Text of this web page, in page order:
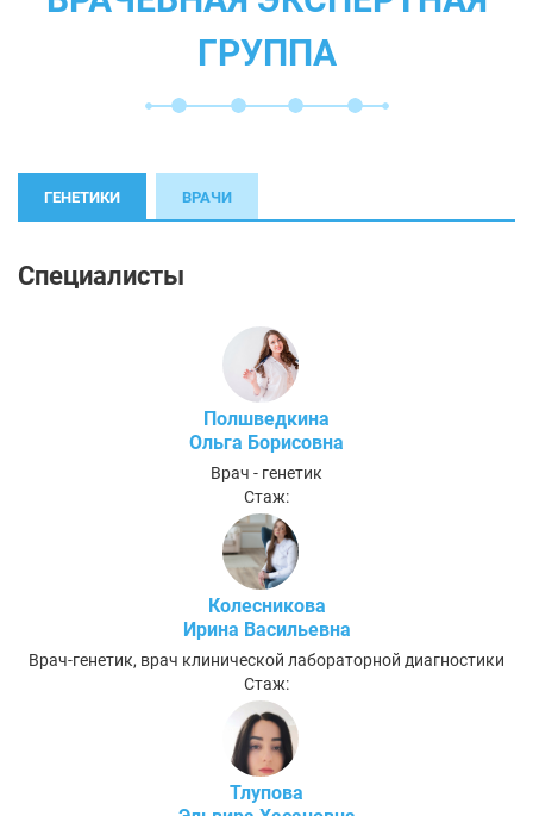
ГРУППА
ГЕНЕТИКИ ВРАЧИ
Специалисты
Полшведкина
Ольга Борисовна
Врач - генетик
Стаж:
Колесникова
Ирина Васильевна
Врач-генетик, врач клинической лабораторной диагностики
Стаж:
Тлупова